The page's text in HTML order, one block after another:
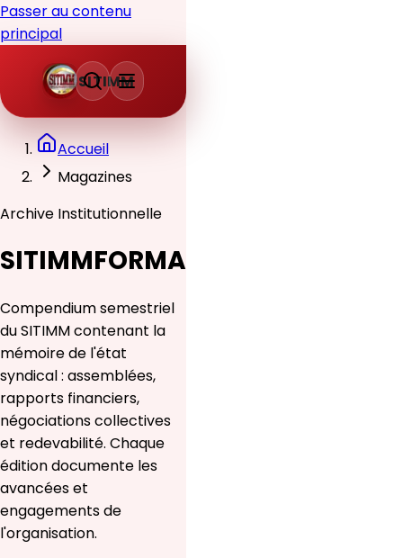
Passer au contenu
principal
SITIMM
Accueil
Magazines
Archive Institutionnelle
SITIMMFORMA
Compendium semestriel
du SITIMM contenant la
mémoire de l'état
syndical : assemblées,
rapports financiers,
négociations collectives
et redevabilité. Chaque
édition documente les
avancées et
engagements de
l'organisation.